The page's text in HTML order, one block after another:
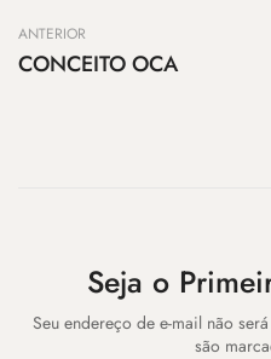
ANTERIOR
CONCEITO OCA
Seja o
Seu endereço de e-mail não
são